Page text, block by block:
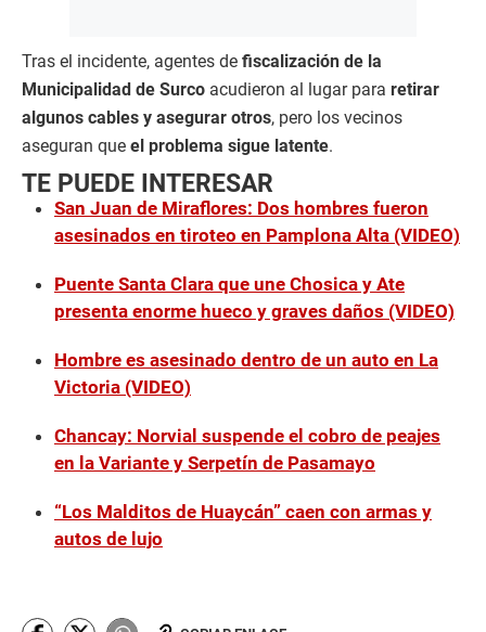
Tras el incidente, agentes de fiscalización de la
Municipalidad de Surco acudieron al lugar para retirar
algunos cables y asegurar otros, pero los vecinos
aseguran que el problema sigue latente.
TE PUEDE INTERESAR
San Juan de Miraflores: Dos hombres fueron
asesinados en tiroteo en Pamplona Alta (VIDEO)
Puente Santa Clara que une Chosica y Ate
presenta enorme hueco y graves daños (VIDEO)
Hombre es asesinado dentro de un auto en La
Victoria (VIDEO)
Chancay: Norvial suspende el cobro de peajes
en la Variante y Serpetín de Pasamayo
“Los Malditos de Huaycán” caen con armas y
autos de lujo